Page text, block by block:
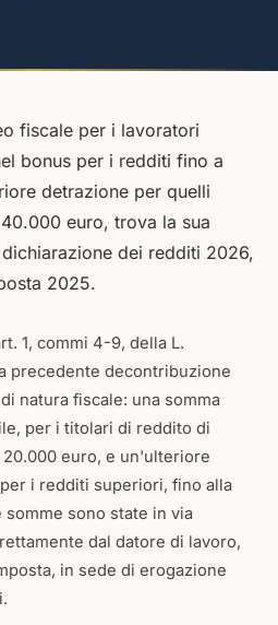
fiscale per i lavoratori
bonus per i redditi fino a
detrazione per quelli
euro, trova la sua
dei redditi 2026,
2025.
1, commi 4-9, della L.
precedente decontribuzione
natura fiscale: una somma
per i titolari di reddito di
euro, e un'ulteriore
i redditi superiori, fino alla
sono state in via
dal datore di lavoro,
in sede di erogazione